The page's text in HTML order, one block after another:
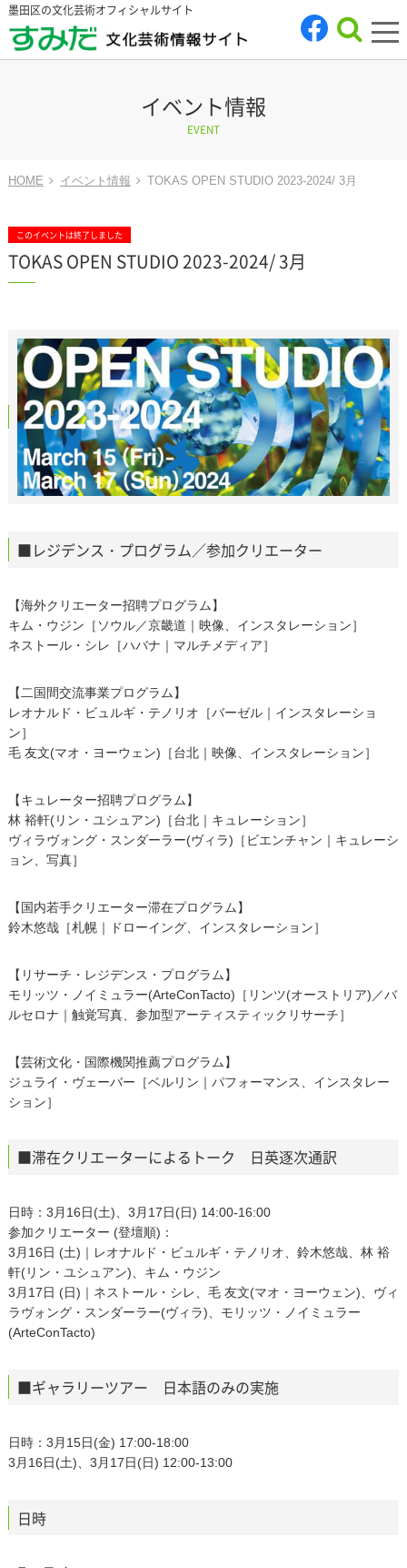
墨田区の文化芸術オフィシャルサイト
イベント情報
EVENT
HOME イベント情報 TOKAS OPEN STUDIO 2023-2024/ 3月
このイベントは終了しました
TOKAS OPEN STUDIO 2023-2024/ 3月
■レジデンス・プログラム／参加クリエーター
【海外クリエーター招聘プログラム】
キム・ウジン［ソウル／京畿道｜映像、インスタレーション］
ネストール・シレ［ハバナ｜マルチメディア］
【二国間交流事業プログラム】
レオナルド・ビュルギ・テノリオ［バーゼル｜インスタレーショ
ン］
毛 友文(マオ・ヨーウェン)［台北｜映像、インスタレーション］
【キュレーター招聘プログラム】
林 裕軒(リン・ユシュアン)［台北｜キュレーション］
ヴィラヴォング・スンダーラー(ヴィラ)［ビエンチャン｜キュレーシ
ョン、写真］
【国内若手クリエーター滞在プログラム】
鈴木悠哉［札幌｜ドローイング、インスタレーション］
【リサーチ・レジデンス・プログラム】
モリッツ・ノイミュラー(ArteConTacto)［リンツ(オーストリア)／バ
ルセロナ｜触覚写真、参加型アーティスティックリサーチ］
【芸術文化・国際機関推薦プログラム】
ジュライ・ヴェーバー［ベルリン｜パフォーマンス、インスタレー
ション］
■滞在クリエーターによるトーク 日英逐次通訳
日時：3月16日(土)、3月17日(日) 14:00-16:00
参加クリエーター (登壇順)：
3月16日 (土)｜レオナルド・ビュルギ・テノリオ、鈴木悠哉、林 裕
軒(リン・ユシュアン)、キム・ウジン
3月17日 (日)｜ネストール・シレ、毛 友文(マオ・ヨーウェン)、ヴィ
ラヴォング・スンダーラー(ヴィラ)、モリッツ・ノイミュラー
(ArteConTacto)
■ギャラリーツアー 日本語のみの実施
日時：3月15日(金) 17:00-18:00
3月16日(土)、3月17日(日) 12:00-13:00
日時